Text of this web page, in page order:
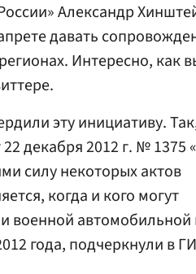
Александр
давать
Интересно, как
эту инициативу.
декабря 2012 г. № 1375
силу некоторых актов
когда и кого могут
автомобильной
года, подчеркнули в